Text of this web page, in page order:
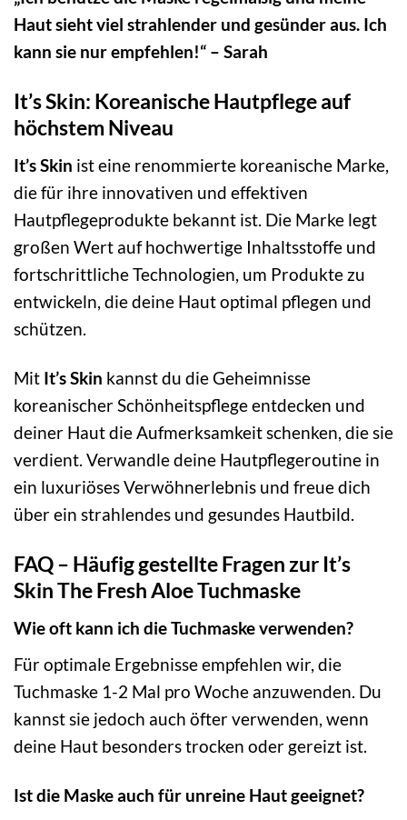
Haut sieht viel strahlender und gesünder aus. Ich
kann sie nur empfehlen!“ – Sarah
It’s Skin: Koreanische Hautpflege auf
höchstem Niveau
It’s Skin ist eine renommierte koreanische Marke,
die für ihre innovativen und effektiven
Hautpflegeprodukte bekannt ist. Die Marke legt
großen Wert auf hochwertige Inhaltsstoffe und
fortschrittliche Technologien, um Produkte zu
entwickeln, die deine Haut optimal pflegen und
schützen.
Mit It’s Skin kannst du die Geheimnisse
koreanischer Schönheitspflege entdecken und
deiner Haut die Aufmerksamkeit schenken, die sie
verdient. Verwandle deine Hautpflegeroutine in
ein luxuriöses Verwöhnerlebnis und freue dich
über ein strahlendes und gesundes Hautbild.
FAQ – Häufig gestellte Fragen zur It’s
Skin The Fresh Aloe Tuchmaske
Wie oft kann ich die Tuchmaske verwenden?
Für optimale Ergebnisse empfehlen wir, die
Tuchmaske 1-2 Mal pro Woche anzuwenden. Du
kannst sie jedoch auch öfter verwenden, wenn
deine Haut besonders trocken oder gereizt ist.
Ist die Maske auch für unreine Haut geeignet?